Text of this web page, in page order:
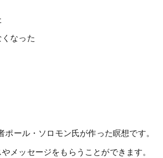
なった
ポール・ソロモン氏が作った瞑想です。
メッセージをもらうことができます。